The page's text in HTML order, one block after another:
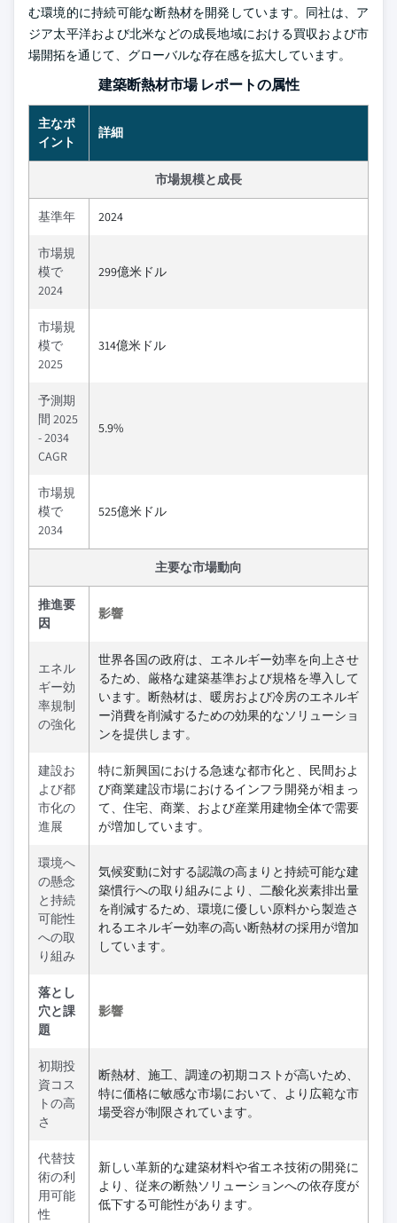
む環境的に持続可能な断熱材を開発しています。同社は、ア
ジア太平洋および北米などの成長地域における買収および市
場開拓を通じて、グローバルな存在感を拡大しています。
建築断熱材市場 レポートの属性
主なポ
イント
詳細
市場規模と成長
基準年 2024
市場規
模で
2024
299億米ドル
市場規
模で
2025
314億米ドル
予測期
間 2025
- 2034
CAGR
5.9%
市場規
模で
2034
525億米ドル
主要な市場動向
推進要
因
影響
エネル
ギー効
率規制
の強化
世界各国の政府は、エネルギー効率を向上させ
るため、厳格な建築基準および規格を導入して
います。断熱材は、暖房および冷房のエネルギ
ー消費を削減するための効果的なソリューショ
ンを提供します。
建設お
よび都
市化の
進展
特に新興国における急速な都市化と、民間およ
び商業建設市場におけるインフラ開発が相まっ
て、住宅、商業、および産業用建物全体で需要
が増加しています。
環境へ
の懸念
と持続
可能性
への取
り組み
気候変動に対する認識の高まりと持続可能な建
築慣行への取り組みにより、二酸化炭素排出量
を削減するため、環境に優しい原料から製造さ
れるエネルギー効率の高い断熱材の採用が増加
しています。
落とし
穴と課
題
影響
初期投
資コス
トの高
さ
断熱材、施工、調達の初期コストが高いため、
特に価格に敏感な市場において、より広範な市
場受容が制限されています。
代替技
術の利
用可能
性
新しい革新的な建築材料や省エネ技術の開発に
より、従来の断熱ソリューションへの依存度が
低下する可能性があります。